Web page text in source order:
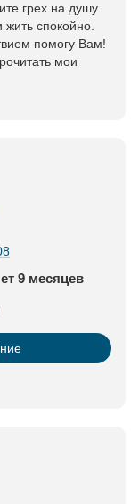
грех на душу.
спокойно.
помогу Вам!
мои
9 месяцев